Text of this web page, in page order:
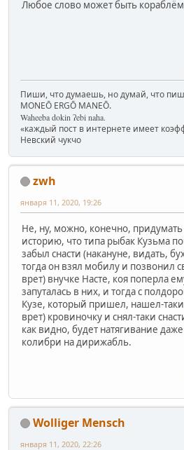
Любое слово может быть
Пиши, что думаешь, но думай, что
MONEŌ ERGŌ MANEŌ.
Waheeba dokin ʔebi naha.
«каждый пост в интернете имеет
Невский чукчо
zwh
января 11, 2020, 19:26
Не, ну, можно, конечно, придумать
историю, что типа рыбак Кузьма
забыл снасти (накануне, видать,
тогда он взял мобилу и позвонил
врет) внучке Насте, коя поперла
запуталась в них, и тогда с
Кузе, который пришел, нашел-
врет) кровиночку и снял-таки
как видно, будет натягивание
колибри на дирижабль.
Wolliger Mensch
января 11, 2020, 22:26